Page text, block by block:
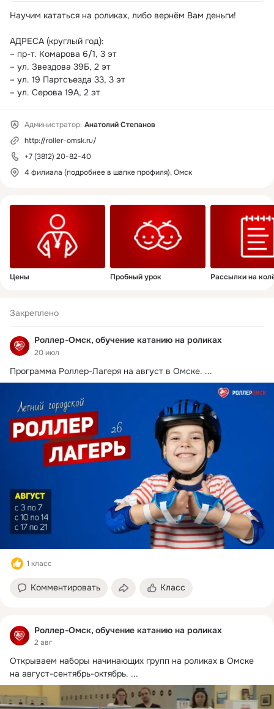
Цены Пробный урок Рассылки на
Закреплено
Роллер-Омск, обучение катанию на роликах
20 июл
Программа Роллер-Лагеря на август в Омске. ...
1 класс
Комментировать Класс
Роллер-Омск, обучение катанию на роликах
2 авг
Открываем наборы начинающих групп на роликах в Омске
на август-сентябрь-октябрь. ...
Научим кататься на роликах, либо вернём Вам деньги!
АДРЕСА (круглый год):
– пр-т. Комарова 6/1, 3 эт
– ул. Звездова 39Б, 2 эт
– ул. 19 Партсъезда 33, 3 эт
– ул. Серова 19А, 2 эт
Администратор: Анатолий Степанов
http://roller-omsk.ru/
+7 (3812) 20-82-40
4 филиала (подробнее в шапке профиля), Омск